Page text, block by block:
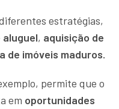
estratégias,
, aquisição de
de imóveis maduros.
permite que o
em oportunidades